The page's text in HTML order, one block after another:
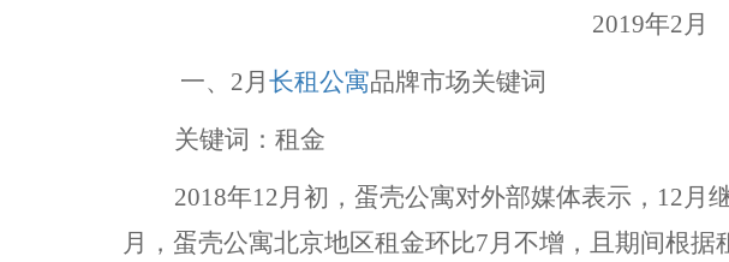
2019年2月
一、 2月 长租公寓品牌市场关键词
关键词：租金
2018年12月初，蛋壳公寓对外部媒体表示，12月
月，蛋壳公寓北京地区租金环比7月不增，且期间根